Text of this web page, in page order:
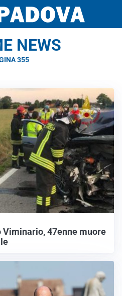
NEWS
355
Viminario, 47enne muore